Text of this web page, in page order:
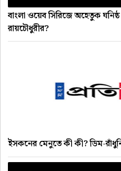
বাংলা ওয়েব সিরিজে অহেতুক
রায়চৌধুরীর?
ইসকনের মেনুতে কী কী? ডিম-